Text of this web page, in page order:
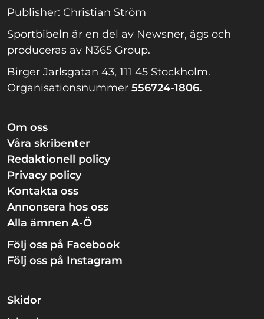
Publisher: Christian Ström
Sportbibeln är en del av Newsner, ägs och
produceras av N365 Group.
Birger Jarlsgatan 43, 111 45 Stockholm.
Organisationsnummer 556724-1806.
Om oss
Våra skribenter
Redaktionell policy
Privacy policy
Kontakta oss
Annonsera hos oss
Alla ämnen A-Ö
Följ oss på Facebook
Följ oss på Instagram
Skidor